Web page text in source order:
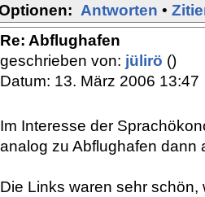
Antworten •
Re: Abflughafen
geschrieben von: jülirö ()
Datum: 13. März 2006 13:47
Im Interesse der
analog zu Abflughafen dann
Die Links waren sehr